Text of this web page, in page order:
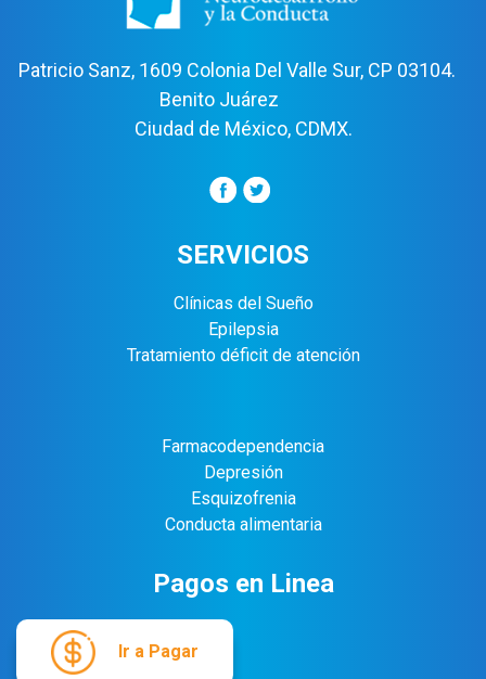
Patricio Sanz, 1609 Colonia Del Valle Sur, CP 03104.
Benito Juárez
Ciudad de México, CDMX.
SERVICIOS
Clínicas del Sueño
Epilepsia
Tratamiento déficit de atención
Farmacodependencia
Depresión
Esquizofrenia
Conducta alimentaria
Pagos en Linea
Ir a Pagar